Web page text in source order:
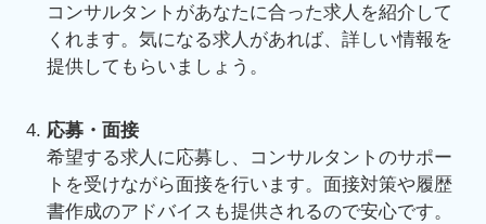
コンサルタントがあなたに合った求人を紹介して
くれます。気になる求人があれば、詳しい情報を
提供してもらいましょう。
応募・面接
希望する求人に応募し、コンサルタントのサポー
トを受けながら面接を行います。面接対策や履歴
書作成のアドバイスも提供されるので安心です。